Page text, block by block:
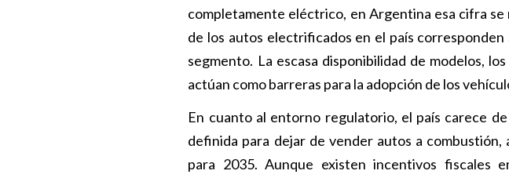
completamente eléctrico, en Argentina esa cifra se
de los autos electrificados en el país
segmento. La escasa disponibilidad de modelos,
actúan como barreras para la adopción de los
En cuanto al entorno regulatorio, el país carece
definida para dejar de vender autos a
para 2035. Aunque existen incentivos fiscales